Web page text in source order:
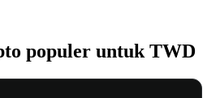
populer untuk TWD